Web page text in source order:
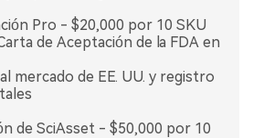
Pro - $20,000 por 10 SKU
de Aceptación de la FDA en
mercado de EE. UU. y registro
de SciAsset - $50,000 por 10